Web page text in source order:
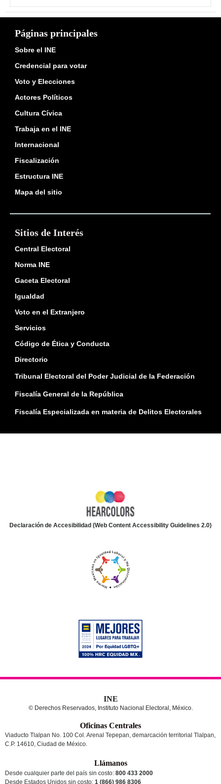
Páginas principales
Sobre el INE
Credencial para votar
Voto y Elecciones
Actores Políticos
Cultura Cívica
Trabaja en el INE
Internacional
Fiscalización
Estructura INE
Mapa del sitio
Sitios de Interés
Central Electoral
Norma INE
Gaceta Electoral
Igualdad
Voto en el Extranjero
Servicios
Código de Ética y Conducta
Directorio
Tribunal Electoral del Poder Judicial de la Federación
Fiscalía General de la República
Fiscalía Especializada en materia de Delitos Electorales
Declaración de Accesibilidad (Web Content Accessibility Guidelines 2.0)
INE
© Derechos Reservados, Instituto Nacional Electoral, México.
Oficinas Centrales
Viaducto Tlalpan No. 100 Col. Arenal Tepepan, demarcación territorial Tlalpan,
C.P. 14610, Ciudad de México.
Llámanos
Desde cualquier parte del país sin costo: 800 433 2000
Desde Estados Unidos sin costo: 1 (866) 986 8306